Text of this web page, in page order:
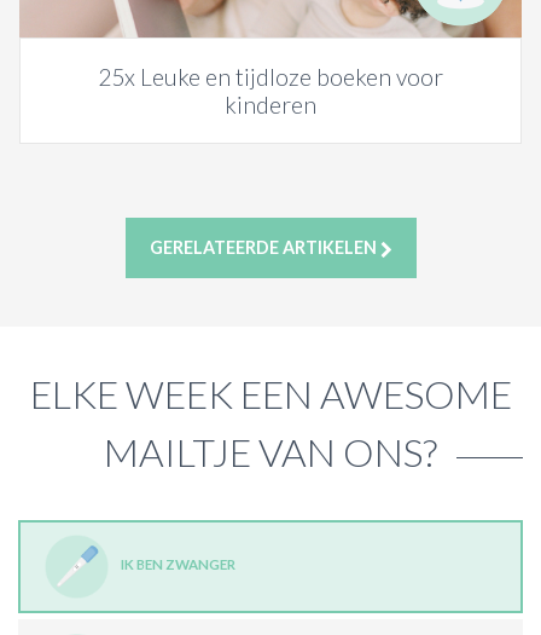
25x Leuke en tijdloze boeken voor
kinderen
GERELATEERDE ARTIKELEN
ELKE WEEK EEN AWESOME
MAILTJE VAN ONS?
IK BEN ZWANGER